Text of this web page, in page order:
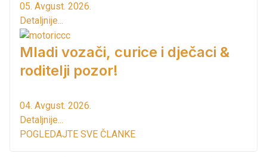
05. Avgust. 2026.
Detaljnije...
Mladi vozači, curice i dječaci &
roditelji pozor!
04. Avgust. 2026.
Detaljnije...
POGLEDAJTE SVE ČLANKE